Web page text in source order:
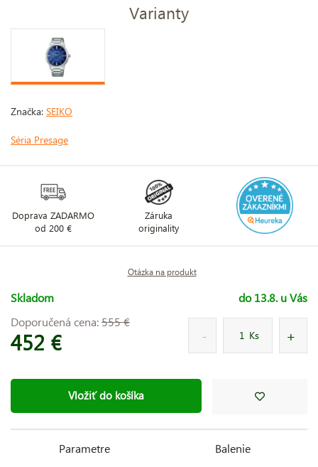
Varianty
Značka: SEIKO
Séria Presage
Doprava ZADARMO
od 200 €
Záruka
originality
Otázka na produkt
Skladom
do 13.8. u Vás
Doporučená cena:555 €
452 € Ks
Vložiť do košíka
Parametre Balenie